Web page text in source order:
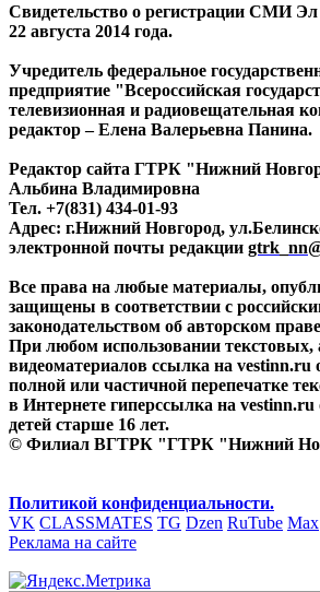
Свидетельство о регистрации СМИ
22 августа 2014 года.
Учредитель федеральное
предприятие "Всероссийская
телевизионная и радиовещательная
редактор – Елена Валерьевна Панина.
Редактор сайта ГТРК "Нижний
Альбина Владимировна
Тел. +7(831) 434-01-93
Адрес: г.Нижний Новгород,
электронной почты редакции
Все права на любые материалы,
защищены в соответствии с
законодательством об авторском
При любом использовании текстовых,
видеоматериалов ссылка на vestinn.ru
полной или частичной перепечатке
в Интернете гиперссылка на vestinn.ru
детей старше 16 лет.
© Филиал ВГТРК "ГТРК "Нижний
Политикой конфиденциальности.
VK CLASSMATES TG Dzen RuTube Max
Реклама на сайте